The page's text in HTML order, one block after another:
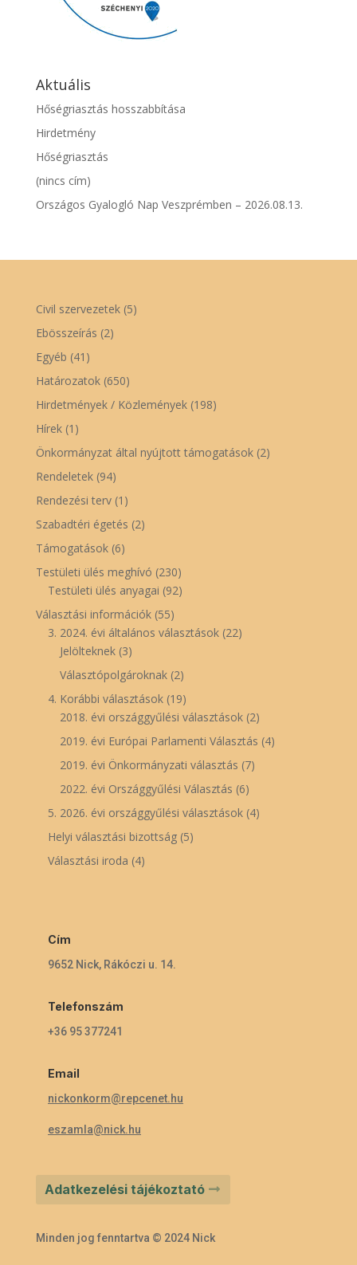
Aktuális
Hőségriasztás hosszabbítása
Hirdetmény
Hőségriasztás
(nincs cím)
Országos Gyalogló Nap Veszprémben – 2026.08.13.
Civil szervezetek(5)
Ebösszeírás (2)
Egyéb (41)
Határozatok(650)
Hirdetmények / Közlemények(198)
Hírek(1)
Önkormányzat által nyújtott támogatások(2)
Rendeletek(94)
Rendezési terv(1)
Szabadtéri égetés (2)
Támogatások(6)
Testületi ülés meghívó (230)
Testületi ülés anyagai (92)
Választási információk(55)
3. 2024. évi általános választások(22)
Jelölteknek(3)
Választópolgároknak(2)
4. Korábbi választások(19)
2018. évi országgyűlési választások(2)
2019. évi Európai Parlamenti Választás (4)
2019. évi Önkormányzati választás (7)
2022. évi Országgyűlési Választás (6)
5. 2026. évi országgyűlési választások(4)
Helyi választási bizottság(5)
Választási iroda (4)
Cím
9652 Nick, Rákóczi u. 14.
Telefonszám
+36 95 377241
Email
nickonkorm@repcenet.hu
eszamla@nick.hu
Adatkezelési tájékoztató
Minden jog fenntartva © 2024 Nick